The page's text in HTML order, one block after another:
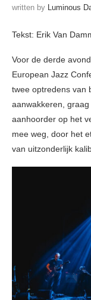
written by Luminous
Tekst: Erik Van
Voor de derde
European Jazz
twee optredens van
aanwakkeren,
aanhoorder op het
mee weg, door het
van uitzonderlijk